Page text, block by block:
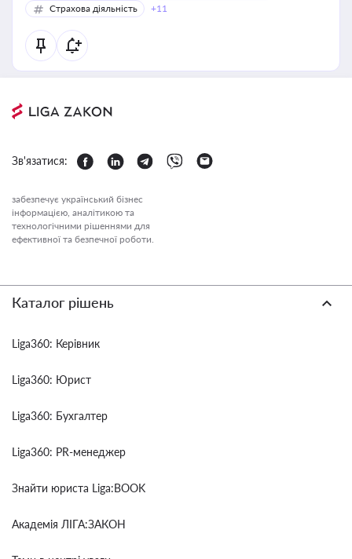
Страхова діяльність
+11
Зв'язатися:
забезпечує український бізнес
інформацією, аналітикою та
технологічними рішеннями для
ефективної та безпечної роботи.
Каталог рішень
Liga360: Керівник
Liga360: Юрист
Liga360: Бухгалтер
Liga360: PR-менеджер
Знайти юриста Liga:BOOK
Академія ЛІГА:ЗАКОН